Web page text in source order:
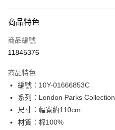
信用卡一次付款
超商取貨付款
Apple Pay
街口支付
Google Pay
商品特色
商品編號
11845376
商品特色
編號：10Y-01666853C
系列：London Parks Collection
尺寸：幅寬約110cm
材質：棉100%